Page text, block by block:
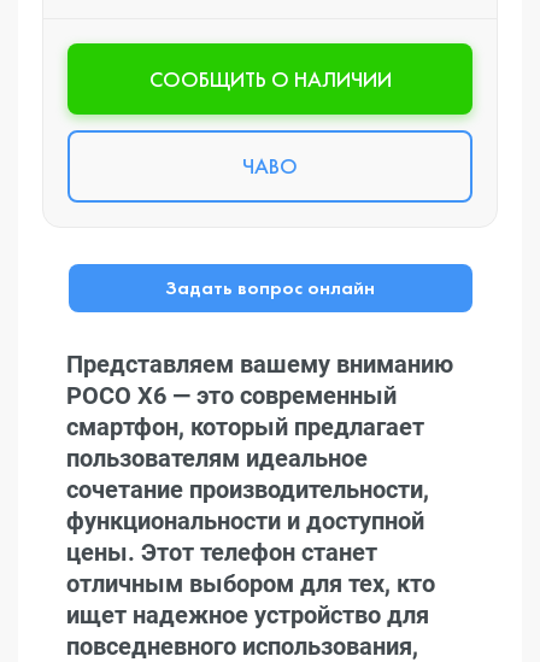
CООБЩИТЬ О НАЛИЧИИ
ЧАВО
Задать вопрос онлайн
Представляем вашему вниманию
POCO X6 — это современный
смартфон, который предлагает
пользователям идеальное
сочетание производительности,
функциональности и доступной
цены. Этот телефон станет
отличным выбором для тех, кто
ищет надежное устройство для
повседневного использования,